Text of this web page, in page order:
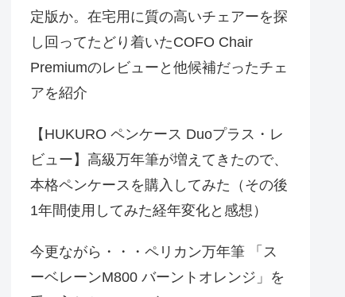
定版か。在宅用に質の高いチェアーを探
し回ってたどり着いたCOFO Chair
Premiumのレビューと他候補だったチェ
アを紹介
【HUKURO ペンケース Duoプラス・レ
ビュー】高級万年筆が増えてきたので、
本格ペンケースを購入してみた（その後
1年間使用してみた経年変化と感想）
今更ながら・・・ペリカン万年筆 「ス
ーベレーンM800 バーントオレンジ」を